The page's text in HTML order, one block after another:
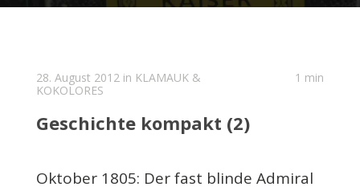
28. August 2012 in KLAMAUK &
KOKOLORES
1 min
Geschichte kompakt (2)
Oktober 1805: Der fast blinde Admiral